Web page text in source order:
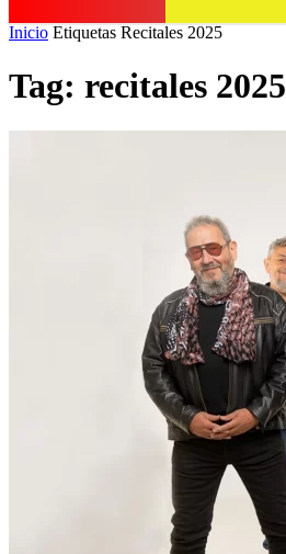
Inicio Etiquetas Recitales 2025
Tag: recitales 2025